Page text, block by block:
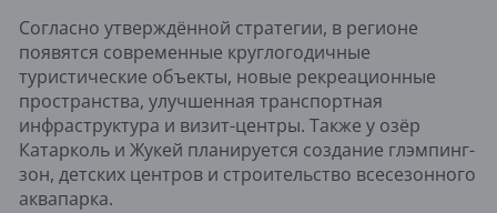
Согласно утверждённой стратегии, в регионе
появятся современные круглогодичные
туристические объекты, новые рекреационные
пространства, улучшенная транспортная
инфраструктура и визит-центры. Также у озёр
Катарколь и Жукей планируется создание глэмпинг-
зон, детских центров и строительство всесезонного
аквапарка.